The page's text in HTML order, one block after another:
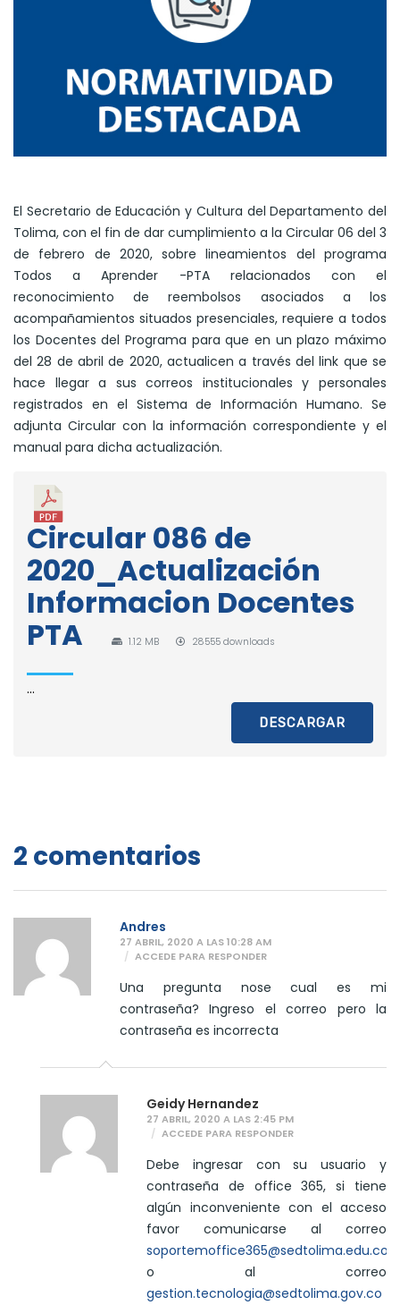
El Secretario de Educación y Cultura del Departamento del
Tolima, con el fin de dar cumplimiento a la Circular 06 del 3
de febrero de 2020, sobre lineamientos del programa
Todos a Aprender -PTA relacionados con el
reconocimiento de reembolsos asociados a los
acompañamientos situados presenciales, requiere a todos
los Docentes del Programa para que en un plazo máximo
del 28 de abril de 2020, actualicen a través del link que se
hace llegar a sus correos institucionales y personales
registrados en el Sistema de Información Humano. Se
adjunta Circular con la información correspondiente y el
manual para dicha actualización.
Circular 086 de
2020_Actualización
Informacion Docentes
PTA
1.12 MB 28555 downloads
...
DESCARGAR
2 comentarios
Andres
27 ABRIL, 2020 A LAS 10:28 AM
ACCEDE PARA RESPONDER
Una pregunta nose cual es mi
contraseña? Ingreso el correo pero la
contraseña es incorrecta
Geidy Hernandez
27 ABRIL, 2020 A LAS 2:45 PM
ACCEDE PARA RESPONDER
Debe ingresar con su usuario y
contraseña de office 365, si tiene
algún inconveniente con el acceso
favor comunicarse al correo
soportemoffice365@sedtolima.edu.co
o al correo
gestion.tecnologia@sedtolima.gov.co